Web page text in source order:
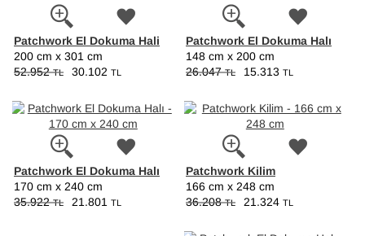
Patchwork El Dokuma Hali
200 cm x 301 cm
52.952TL 30.102 TL
Patchwork El Dokuma Halı
148 cm x 200 cm
26.047TL 15.313 TL
Patchwork El Dokuma Halı
170 cm x 240 cm
35.922TL 21.801 TL
Patchwork Kilim
166 cm x 248 cm
36.208TL 21.324 TL